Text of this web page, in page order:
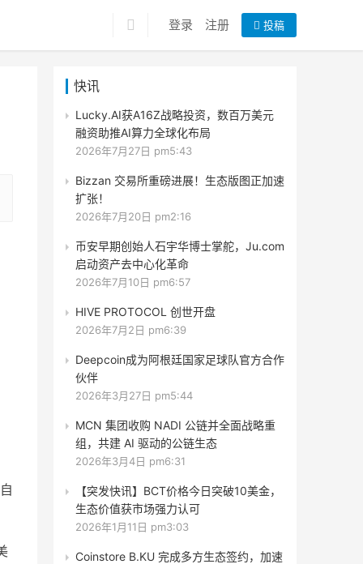
登录 注册 投稿
快讯
Lucky.AI获A16Z战略投资，数百万美元
融资助推AI算力全球化布局
2026年7月27日 pm5:43
Bizzan 交易所重磅进展！生态版图正加速
扩张！
2026年7月20日 pm2:16
币安早期创始人石宇华博士掌舵，Ju.com
启动资产去中心化革命
2026年7月10日 pm6:57
HIVE PROTOCOL 创世开盘
2026年7月2日 pm6:39
Deepcoin成为阿根廷国家足球队官方合作
伙伴
2026年3月27日 pm5:44
MCN 集团收购 NADI 公链并全面战略重
组，共建 AI 驱动的公链生态
2026年3月4日 pm6:31
【突发快讯】BCT价格今日突破10美金，
生态价值获市场强力认可
2026年1月11日 pm3:03
Coinstore B.KU 完成多方生态签约，加速